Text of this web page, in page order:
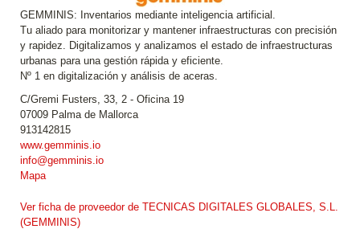
GEMMINIS: Inventarios mediante inteligencia artificial.
Tu aliado para monitorizar y mantener infraestructuras con precisión
y rapidez. Digitalizamos y analizamos el estado de infraestructuras
urbanas para una gestión rápida y eficiente.
Nº 1 en digitalización y análisis de aceras.
C/Gremi Fusters, 33, 2 - Oficina 19
07009 Palma de Mallorca
913142815
www.gemminis.io
info@gemminis.io
Mapa
Ver ficha de proveedor de TECNICAS DIGITALES GLOBALES, S.L.
(GEMMINIS)